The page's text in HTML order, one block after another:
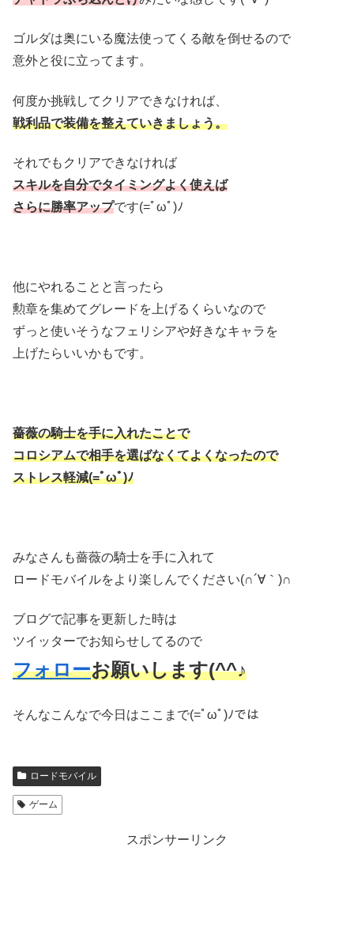
ゴルダは奥にいる魔法使ってくる敵を倒せるので
意外と役に立ってます。
何度か挑戦してクリアできなければ、
戦利品で装備を整えていきましょう。
それでもクリアできなければ
スキルを自分でタイミングよく使えば
さらに勝率アップです(=ﾟωﾟ)ﾉ
他にやれることと言ったら
勲章を集めてグレードを上げるくらいなので
ずっと使いそうなフェリシアや好きなキャラを
上げたらいいかもです。
薔薇の騎士を手に入れたことで
コロシアムで相手を選ばなくてよくなったので
ストレス軽減(=ﾟωﾟ)ﾉ
みなさんも薔薇の騎士を手に入れて
ロードモバイルをより楽しんでください(∩´∀｀)∩
ブログで記事を更新した時は
ツイッターでお知らせしてるので
フォローお願いします(^^♪
そんなこんなで今日はここまで(=ﾟωﾟ)ﾉでは
ロードモバイル
ゲーム
スポンサーリンク